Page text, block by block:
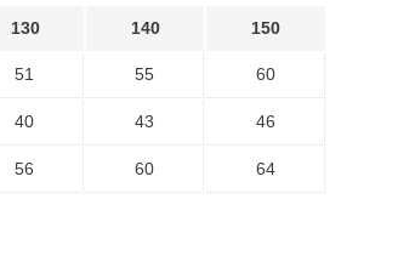
130 140 150
51 55 60
40 43 46
56 60 64